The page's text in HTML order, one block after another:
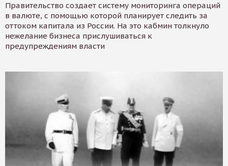
Правительство создает систему мониторинга операций
в валюте, с помощью которой планирует следить за
оттоком капитала из России. На это кабмин толкнуло
нежелание бизнеса прислушиваться к
предупреждениям власти